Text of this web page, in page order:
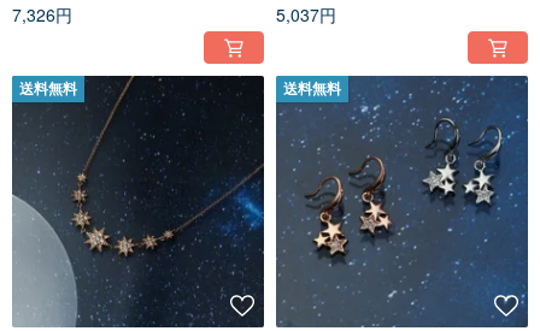
ニア／輝き
7,326円 5,037円
送料無料 送料無料